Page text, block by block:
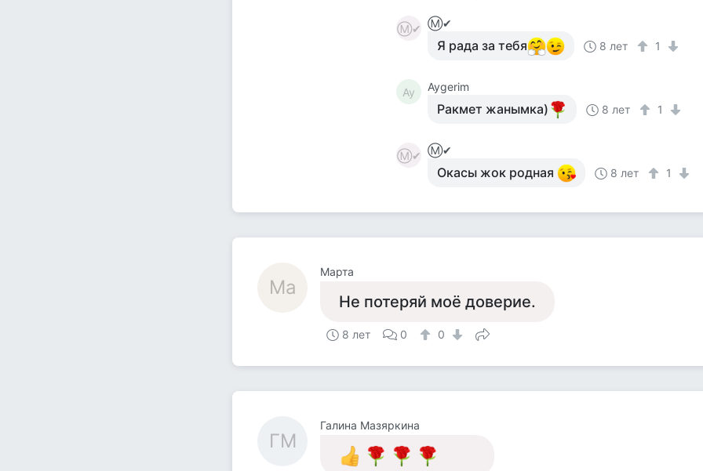
Ⓜ✔ Ⓜ✔
Я рада за тебя 8 лет 1
Ay Aygerim
Ракмет жанымка) 8 лет 1
Ⓜ✔ Ⓜ✔
Окасы жок родная 8 лет 1
Ма
Марта
Не потеряй моё доверие.
8 лет 0 0
ГМ
Галина Мазяркина